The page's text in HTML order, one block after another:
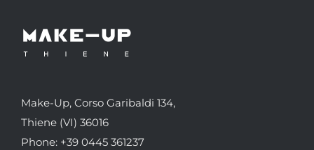
Make-Up, Corso Garibaldi 134,
Thiene (VI) 36016
Phone: +39 0445 361237